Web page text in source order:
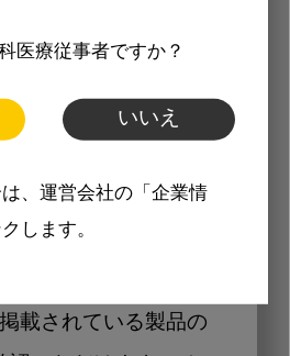
医療従事者ですか？
いいえ
は、運営会社の「企業情
します。
格も閲覧可能
載されている製品の